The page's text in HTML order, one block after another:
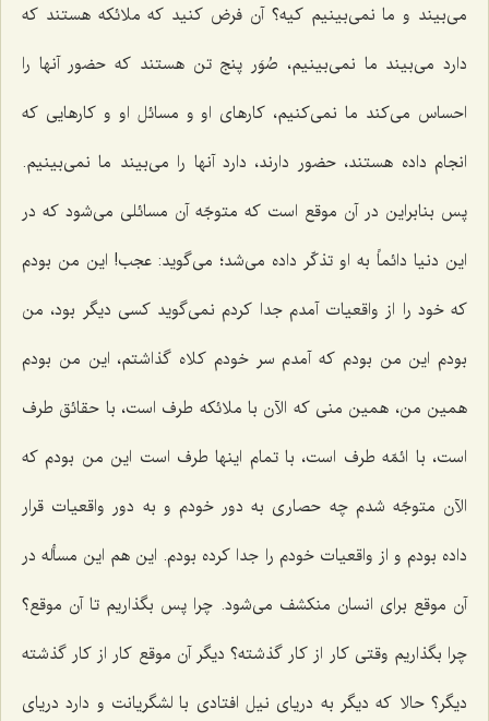
می‌بیند و ما نمی‌بینیم كیه؟ آن فرض كنید كه ملائكه هستند كه
دارد می‌بیند ما نمی‌بینیم، صُوَر پنج تن هستند كه حضور آنها را
احساس می‌كند ما نمی‌كنیم، كارهای او و مسائل او و كارهایی كه
انجام داده هستند، حضور دارند، دارد آنها را می‌بیند ما نمی‌بینیم.
پس بنابراین در آن موقع است كه متوجّه آن مسائلی می‌شود كه در
این دنیا دائماً به او تذكّر داده می‌شد؛ می‌گوید: عجب! این من بودم
كه خود را از واقعیات آمدم جدا كردم نمی‌گوید كسی دیگر بود، من
بودم این من بودم كه آمدم سر خودم كلاه گذاشتم، این من بودم
همین من، همین منی كه الآن با ملائكه طرف است، با حقائق طرف
است، با ائمّه طرف است، با تمام اینها طرف است این من بودم كه
الآن متوجّه شدم چه حصاری به دور خودم و به دور واقعیات قرار
داده بودم و از واقعیات خودم را جدا كرده بودم. این هم این مسأله در
آن موقع برای انسان منكشف می‌شود. چرا پس بگذاریم تا آن موقع؟
چرا بگذاریم وقتی كار از كار گذشته؟ دیگر آن موقع كار از كار گذشته
دیگر؟ حالا كه دیگر به دریای نیل افتادی با لشگریانت و دارد دریای